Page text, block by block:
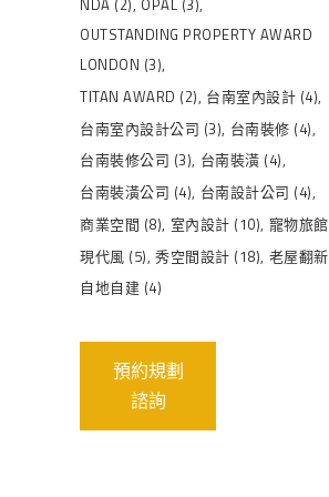
NDA (2) OPAL (3)
OUTSTANDING PROPERTY AWARD
LONDON (3)
TITAN AWARD (2) 台南室內設計 (4)
台南室內設計公司 (3) 台南裝修 (4)
台南裝修公司 (3) 台南裝潢 (4)
台南裝潢公司 (4) 台南設計公司 (4)
商業空間 (8) 室內設計 (10) 寵物旅館
現代風 (5) 秀空間設計 (18) 老屋翻新
自地自建 (4)
預約規劃
諮詢